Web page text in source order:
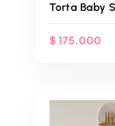
Torta Baby
$ 175.000